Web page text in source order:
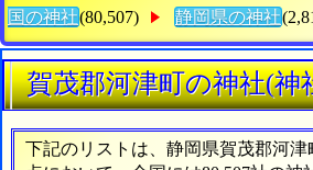
国の神社(80,507) 静岡県の神社
賀茂郡河津町の神社(神
下記のリストは、静岡県賀茂郡河